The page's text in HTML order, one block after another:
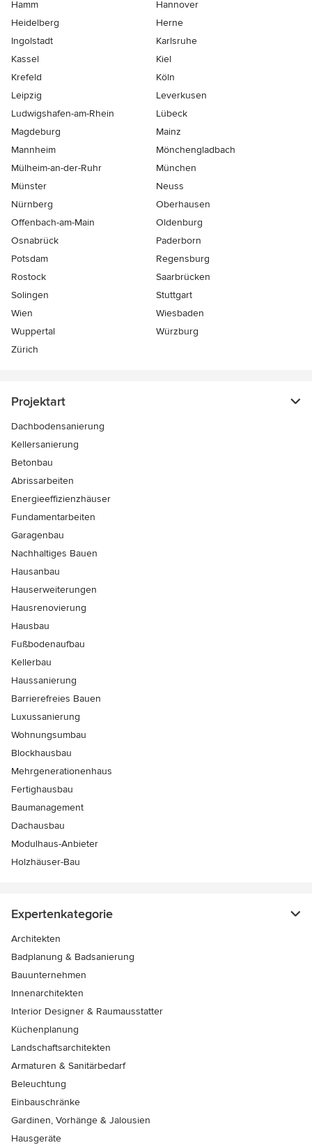
Hamm
Hannover
Heidelberg
Herne
Ingolstadt
Karlsruhe
Kassel
Kiel
Krefeld
Köln
Leipzig
Leverkusen
Ludwigshafen-am-Rhein
Lübeck
Magdeburg
Mainz
Mannheim
Mönchen­gladbach
Mülheim-an-der-Ruhr
München
Münster
Neuss
Nürnberg
Oberhausen
Offenbach-am-Main
Oldenburg
Osnabrück
Paderborn
Potsdam
Regensburg
Rostock
Saarbrücken
Solingen
Stuttgart
Wien
Wiesbaden
Wuppertal
Würzburg
Zürich
Projektart
Dachbodensanierung
Kellersanierung
Betonbau
Abrissarbeiten
Energieeffizienzhäuser
Fundamentarbeiten
Garagenbau
Nachhaltiges Bauen
Hausanbau
Hauserweiterungen
Hausrenovierung
Hausbau
Fußbodenaufbau
Kellerbau
Haussanierung
Barrierefreies Bauen
Luxussanierung
Wohnungsumbau
Blockhausbau
Mehrgenerationenhaus
Fertighausbau
Baumanagement
Dachausbau
Modulhaus-Anbieter
Holzhäuser-Bau
Expertenkategorie
Architekten
Badplanung & Badsanierung
Bauunternehmen
Innenarchitekten
Interior Designer & Raumausstatter
Küchenplanung
Landschaftsarchitekten
Armaturen & Sanitärbedarf
Beleuchtung
Einbauschränke
Gardinen, Vorhänge & Jalousien
Hausgeräte